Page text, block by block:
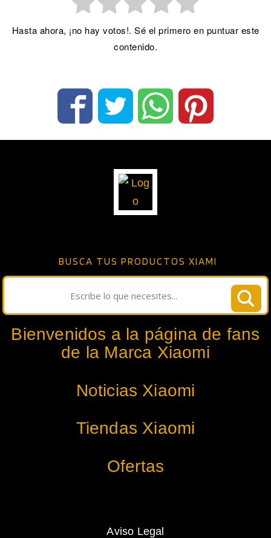
Hasta ahora, ¡no hay votos!. Sé el primero en puntuar este
contenido.
BUSCA TUS PRODUCTOS XIAMI
Bienvenidos a la página de fans
de la Marca Xiaomi
Noticias Xiaomi
Tiendas Xiaomi
Ofertas
Aviso Legal